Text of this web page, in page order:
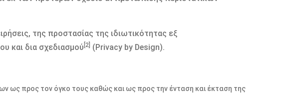
της προστασίας της ιδιωτικότητας εξ
και δια σχεδιασμού [2] (Privacy by Design).
ως προς τον όγκο τους καθώς και ως προς την ένταση και έκταση της